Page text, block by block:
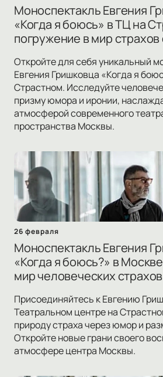
Моноспектакль Евгения
«Когда я боюсь» в ТЦ на
погружение в мир
Откройте для себя уникальный
Евгения Гришковца «Когда я
Страстном. Исследуйте
призму юмора и иронии,
атмосферой современного
пространства Москвы.
26 февраля
Моноспектакль Евгения
«Когда я боюсь?» в
мир человеческих страхов
Присоединяйтесь к Евгению
Театральном центре на
природу страха через юмор и
Откройте новые грани своего
атмосфере центра Москвы.